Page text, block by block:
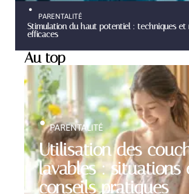
PARENTALITÉ
Stimulation du haut potentiel : techniques et
efficaces
Au top
Utilisation des
lavables : situations
conseils pratiques
PARENTALITÉ